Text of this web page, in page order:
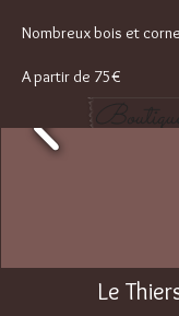
Nombreux bois et
A partir de 75€
Le